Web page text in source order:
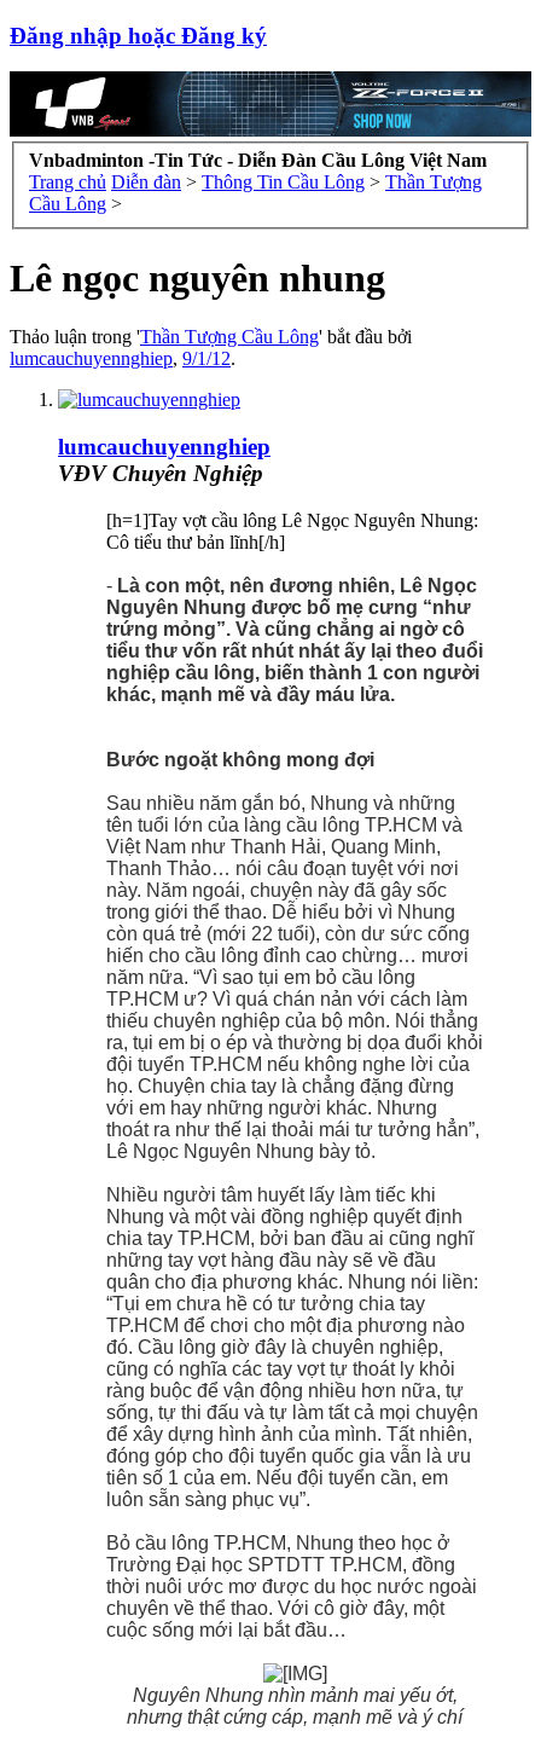
Đăng nhập hoặc Đăng ký
Vnbadminton -Tin Tức - Diễn Đàn Cầu Lông Việt Nam
Trang chủ Diễn đàn > Thông Tin Cầu Lông > Thần Tượng
Cầu Lông >
Lê ngọc nguyên nhung
Thảo luận trong 'Thần Tượng Cầu Lông' bắt đầu bởi
lumcauchuyennghiep, 9/1/12.
lumcauchuyennghiep
VĐV Chuyên Nghiệp
[h=1]Tay vợt cầu lông Lê Ngọc Nguyên Nhung:
Cô tiểu thư bản lĩnh[/h]
- Là con một, nên đương nhiên, Lê Ngọc
Nguyên Nhung được bố mẹ cưng “như
trứng mỏng”. Và cũng chẳng ai ngờ cô
tiểu thư vốn rất nhút nhát ấy lại theo đuổi
nghiệp cầu lông, biến thành 1 con người
khác, mạnh mẽ và đầy máu lửa.
Bước ngoặt không mong đợi
Sau nhiều năm gắn bó, Nhung và những
tên tuổi lớn của làng cầu lông TP.HCM và
Việt Nam như Thanh Hải, Quang Minh,
Thanh Thảo… nói câu đoạn tuyệt với nơi
này. Năm ngoái, chuyện này đã gây sốc
trong giới thể thao. Dễ hiểu bởi vì Nhung
còn quá trẻ (mới 22 tuổi), còn dư sức cống
hiến cho cầu lông đỉnh cao chừng… mươi
năm nữa. “Vì sao tụi em bỏ cầu lông
TP.HCM ư? Vì quá chán nản với cách làm
thiếu chuyên nghiệp của bộ môn. Nói thẳng
ra, tụi em bị o ép và thường bị dọa đuổi khỏi
đội tuyển TP.HCM nếu không nghe lời của
họ. Chuyện chia tay là chẳng đặng đừng
với em hay những người khác. Nhưng
thoát ra như thế lại thoải mái tư tưởng hẳn”,
Lê Ngọc Nguyên Nhung bày tỏ.
Nhiều người tâm huyết lấy làm tiếc khi
Nhung và một vài đồng nghiệp quyết định
chia tay TP.HCM, bởi ban đầu ai cũng nghĩ
những tay vợt hàng đầu này sẽ về đầu
quân cho địa phương khác. Nhung nói liền:
“Tụi em chưa hề có tư tưởng chia tay
TP.HCM để chơi cho một địa phương nào
đó. Cầu lông giờ đây là chuyên nghiệp,
cũng có nghĩa các tay vợt tự thoát ly khỏi
ràng buộc để vận động nhiều hơn nữa, tự
sống, tự thi đấu và tự làm tất cả mọi chuyện
để xây dựng hình ảnh của mình. Tất nhiên,
đóng góp cho đội tuyển quốc gia vẫn là ưu
tiên số 1 của em. Nếu đội tuyển cần, em
luôn sẵn sàng phục vụ”.
Bỏ cầu lông TP.HCM, Nhung theo học ở
Trường Đại học SPTDTT TP.HCM, đồng
thời nuôi ước mơ được du học nước ngoài
chuyên về thể thao. Với cô giờ đây, một
cuộc sống mới lại bắt đầu…
Nguyên Nhung nhìn mảnh mai yếu ớt,
nhưng thật cứng cáp, mạnh mẽ và ý chí